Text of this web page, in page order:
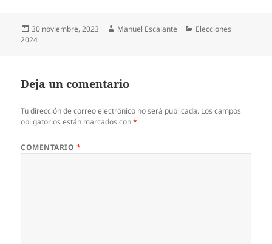
Publicado
el
30 noviembre, 2023 Autor
Manuel Escalante Categorías
Elecciones
2024
Deja un comentario
Tu dirección de correo electrónico no será publicada. Los campos
obligatorios están marcados con*
COMENTARIO *